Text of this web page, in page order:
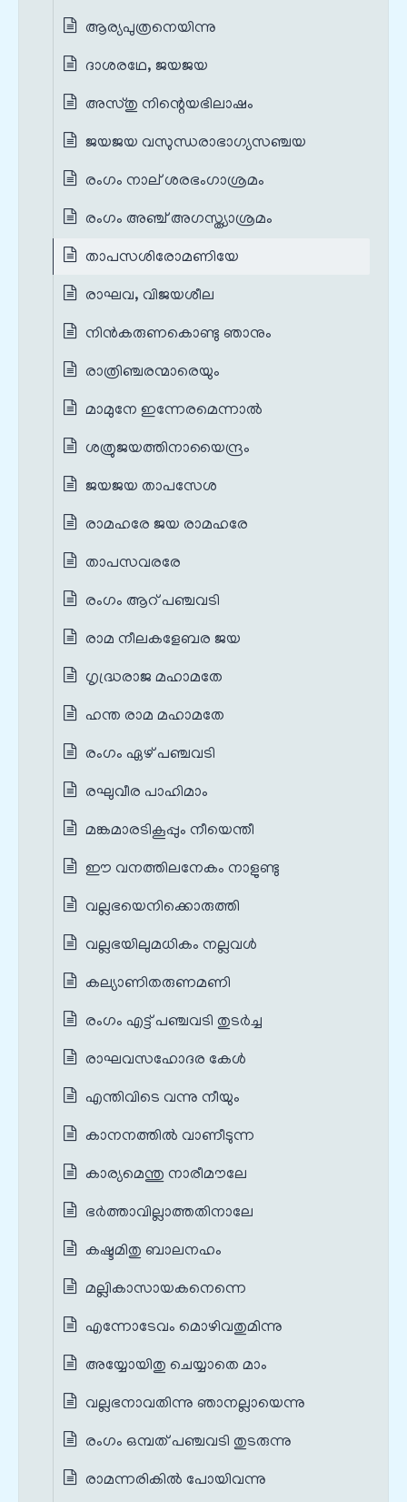
ആര്യപുത്രനെയിന്നു
ദാശരഥേ, ജയജയ
അസ്തു നിന്റെയഭിലാഷം
ജയജയ വസുന്ധരാഭാഗ്യസഞ്ചയ
രംഗം നാല് ശരഭംഗാശ്രമം
രംഗം അഞ്ച് അഗസ്ത്യാശ്രമം
താപസശിരോമണിയേ
രാഘവ, വിജയശീല
നിൻകരുണകൊണ്ടു ഞാനും
രാത്രിഞ്ചരന്മാരെയും
മാമുനേ ഇന്നേരമെന്നാൽ
ശത്രുജയത്തിനായൈന്ദ്രം
ജയജയ താപസേശ
രാമഹരേ ജയ രാമഹരേ
താപസവരരേ
രംഗം ആറ് പഞ്ചവടി
രാമ നീലകളേബര ജയ
ഗൃദ്ധ്രരാജ മഹാമതേ
ഹന്ത രാമ മഹാമതേ
രംഗം ഏഴ് പഞ്ചവടി
രഘുവീര പാഹിമാം
മങ്കമാരടികൂപ്പും നീയെന്തീ
ഈ വനത്തിലനേകം നാളുണ്ടു
വല്ലഭയെനിക്കൊരുത്തി
വല്ലഭയിലുമധികം നല്ലവൾ
കല്യാണിതരുണമണി
രംഗം എട്ട് പഞ്ചവടി തുടർച്ച
രാഘവസഹോദര കേൾ
എന്തിവിടെ വന്നു നീയും
കാനനത്തിൽ വാണീടുന്ന
കാര്യമെന്തു നാരീമൗലേ
ഭർത്താവില്ലാത്തതിനാലേ
കഷ്ടമിതു ബാലനഹം
മല്ലികാസായകനെന്നെ
എന്നോടേവം മൊഴിവതുമിന്നു
അയ്യോയിതു ചെയ്യാതെ മാം
വല്ലഭനാവതിന്നു ഞാനല്ലായെന്നു
രംഗം ഒമ്പത് പഞ്ചവടി തുടരുന്നു
രാമന്നരികിൽ പോയിവന്നു